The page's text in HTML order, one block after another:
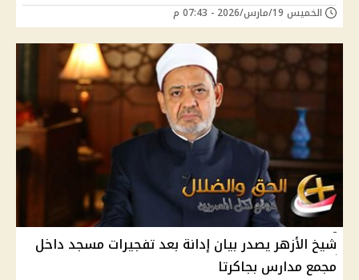
الخميس 19/مارس/2026 - 07:43 م
شيخ الأزهر يصدر بيان إدانة بعد تفجيرات مسجد داخل
مجمع مدارس بجاكرتا